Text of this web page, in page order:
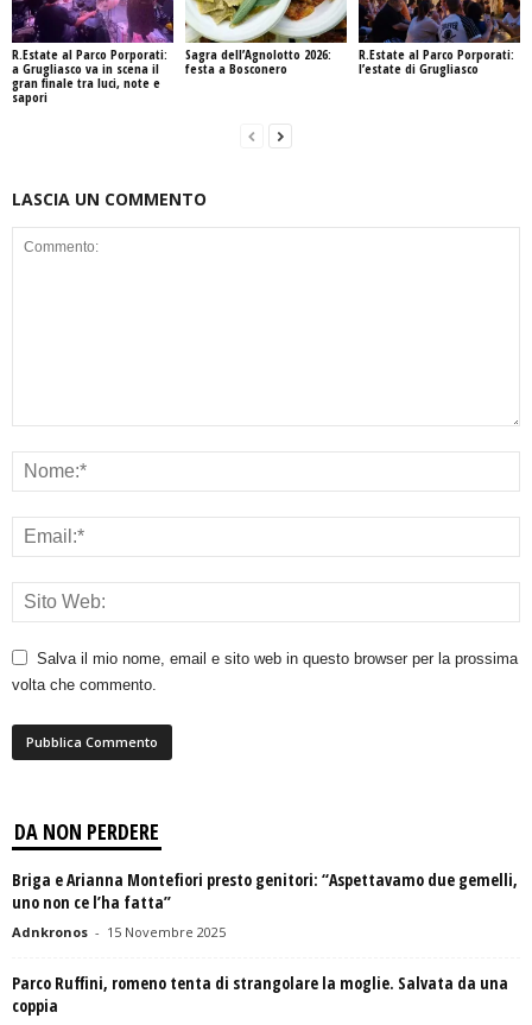
R.Estate al Parco Porporati:
a Grugliasco va in scena il
gran finale tra luci, note e
sapori
Sagra dell’Agnolotto 2026:
festa a Bosconero
R.Estate al Parco Porporati:
l’estate di Grugliasco
LASCIA UN COMMENTO
Salva il mio nome, email e sito web in questo browser per la prossima
volta che commento.
DA NON PERDERE
Briga e Arianna Montefiori presto genitori: “Aspettavamo due gemelli,
uno non ce l’ha fatta”
Adnkronos - 15 Novembre 2025
Parco Ruffini, romeno tenta di strangolare la moglie. Salvata da una
coppia